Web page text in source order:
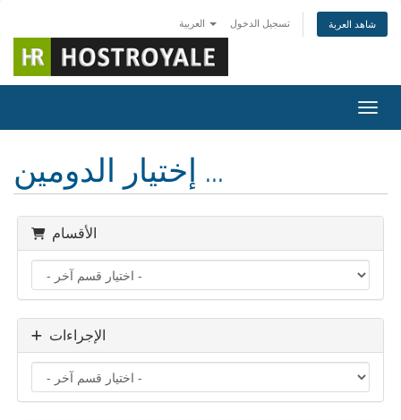
تسجيل الدخول شاهد العربة
إختيار الدومين ...
الأقسام
الإجراءات